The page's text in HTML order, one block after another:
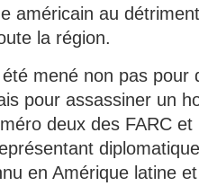
américain au
la région.
mené non pas pour
pour assassiner un
deux des FARC
en Amérique latine